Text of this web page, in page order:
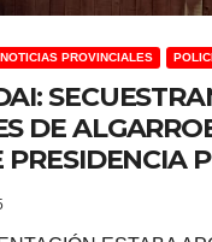
NOTICIAS PROVINCIALES
DE
PRESIDENCIA
DE VERA